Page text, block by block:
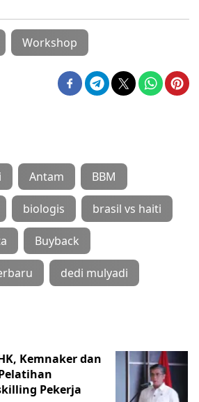
Workshop
Antam BBM
biologis brasil vs haiti
Buyback
dedi mulyadi
Kemnaker dan
Pekerja